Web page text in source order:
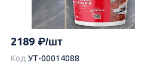
2189
Код УТ-00014088